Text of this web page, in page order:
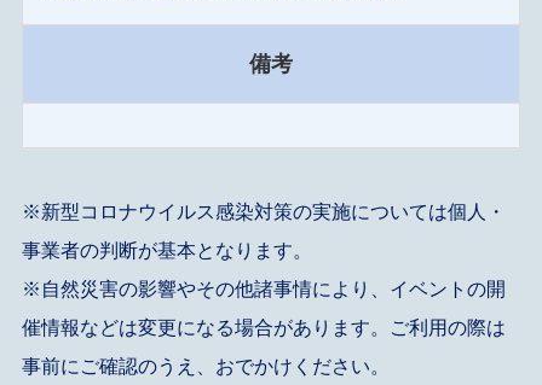
備考
※新型コロナウイルス感染対策の実施については個人・
事業者の判断が基本となります。
※自然災害の影響やその他諸事情により、イベントの開
催情報などは変更になる場合があります。ご利用の際は
事前にご確認のうえ、おでかけください。